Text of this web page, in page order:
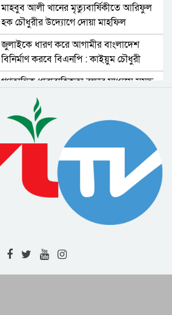
মাহবুব আলী খানের মৃত্যুবার্ষিকীতে আরিফুল
হক চৌধুরীর উদ্যোগে দোয়া মাহফিল
জুলাইকে ধারণ করে আগামীর বাংলাদেশ
বিনির্মাণ করবে বিএনপি : কাইয়ুম চৌধুরী
গণতান্ত্রিক ধারাবাহিকতা রক্ষার মাধ্যমে সমৃদ্ধ
দেশ গড়া সম্ভব : বাণিজ্য মন্ত্রী
জুলাই গণঅভ্যুত্থান দিবসে জেলা প্রশাসনের
সাংস্কৃতিক অনুষ্ঠান ও পুরস্কার বিতরণী
সিলেট মহানগরীর মাস্টার প্ল্যান বাস্তবায়ন নিয়ে
ঢাকায় উচ্চপর্যায়ের সভা
শাল্লায় বর্ষার পানিতে গোসল করতে নেমে
বিদ্যুৎস্পৃষ্ট হয়ে ২ কিশোরের মৃত্যু
র‌্যাবের অভিয়ানে বিভিন্ন জেলায় গ্রেফতার ৫ ||